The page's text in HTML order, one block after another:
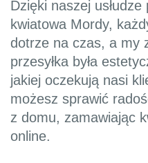
Dzięki naszej
kwiatowa Mordy,
dotrze na czas, a my
przesyłka była
jakiej oczekują nasi
możesz sprawić
z domu, zamawiając
online.